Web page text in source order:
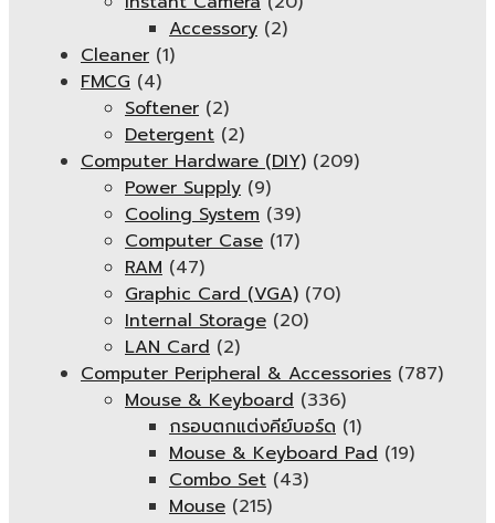
Accessory (2)
Cleaner (1)
FMCG (4)
Softener (2)
Detergent (2)
Computer Hardware (DIY) (209)
Power Supply (9)
Cooling System (39)
Computer Case (17)
RAM (47)
Graphic Card (VGA) (70)
Internal Storage (20)
LAN Card (2)
Computer Peripheral & Accessories (787)
Mouse & Keyboard (336)
กรอบตกแต่งคีย์บอร์ด (1)
Mouse & Keyboard Pad (19)
Combo Set (43)
Mouse (215)